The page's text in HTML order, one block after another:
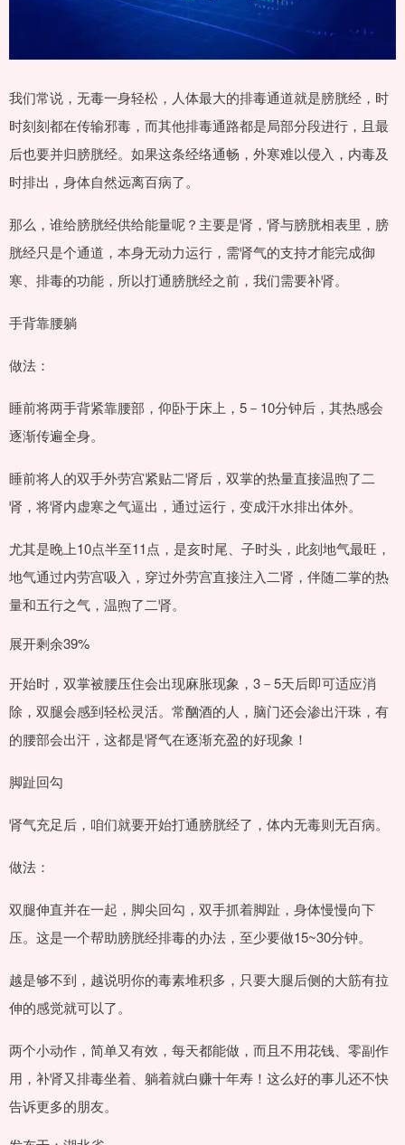
我们常说，无毒一身轻松，人体最大的排毒通道就是膀胱经，时
时刻刻都在传输邪毒，而其他排毒通路都是局部分段进行，且最
后也要并归膀胱经。如果这条经络通畅，外寒难以侵入，内毒及
时排出，身体自然远离百病了。
那么，谁给膀胱经供给能量呢？主要是肾，肾与膀胱相表里，膀
胱经只是个通道，本身无动力运行，需肾气的支持才能完成御
寒、排毒的功能，所以打通膀胱经之前，我们需要补肾。
手背靠腰躺
做法：
睡前将两手背紧靠腰部，仰卧于床上，5－10分钟后，其热感会
逐渐传遍全身。
睡前将人的双手外劳宫紧贴二肾后，双掌的热量直接温煦了二
肾，将肾内虚寒之气逼出，通过运行，变成汗水排出体外。
尤其是晚上10点半至11点，是亥时尾、子时头，此刻地气最旺，
地气通过内劳宫吸入，穿过外劳宫直接注入二肾，伴随二掌的热
量和五行之气，温煦了二肾。
展开剩余39%
开始时，双掌被腰压住会出现麻胀现象，3－5天后即可适应消
除，双腿会感到轻松灵活。常酗酒的人，脑门还会渗出汗珠，有
的腰部会出汗，这都是肾气在逐渐充盈的好现象！
脚趾回勾
肾气充足后，咱们就要开始打通膀胱经了，体内无毒则无百病。
做法：
双腿伸直并在一起，脚尖回勾，双手抓着脚趾，身体慢慢向下
压。这是一个帮助膀胱经排毒的办法，至少要做15~30分钟。
越是够不到，越说明你的毒素堆积多，只要大腿后侧的大筋有拉
伸的感觉就可以了。
两个小动作，简单又有效，每天都能做，而且不用花钱、零副作
用，补肾又排毒坐着、躺着就白赚十年寿！这么好的事儿还不快
告诉更多的朋友。